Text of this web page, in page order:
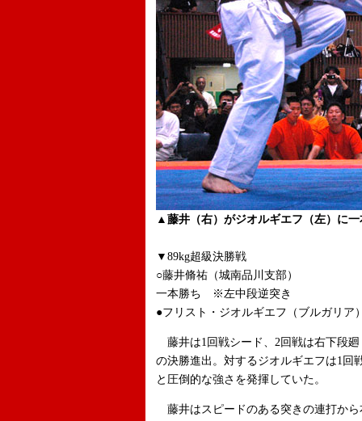
▲藤井（右）がジオルギエフ（左）に
▼89kg超級決勝戦
○藤井脩祐（城南品川支部）
一本勝ち ※左中段逆突き
●フリスト・ジオルギエフ（ブルガリア
藤井は1回戦シード、2回戦は右下段
の決勝進出。対するジオルギエフは1回
と圧倒的な強さを発揮していた。
藤井はスピードのある突きの連打か